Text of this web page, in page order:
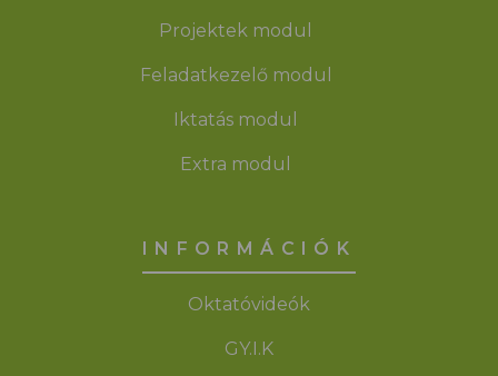
Projektek modul
Feladatkezelő modul
Iktatás modul
Extra modul
INFORMÁCIÓK
Oktatóvideók
GY.I.K